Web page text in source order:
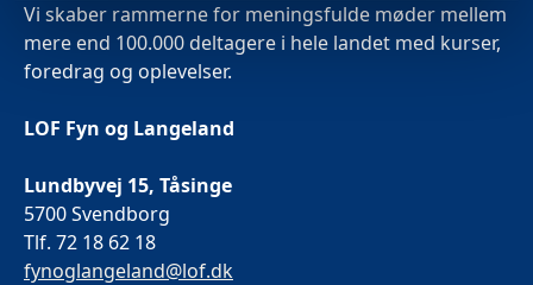
Vi skaber rammerne for meningsfulde møder mellem
mere end 100.000 deltagere i hele landet med kurser,
foredrag og oplevelser.
LOF Fyn og Langeland
Lundbyvej 15, Tåsinge
5700 Svendborg
Tlf. 72 18 62 18
fynoglangeland@lof.dk